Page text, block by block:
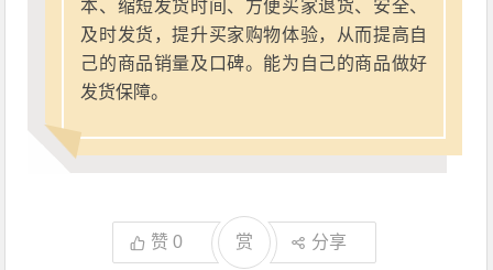
本、缩短发货时间、方便买家退货、安全、
及时发货，提升买家购物体验，从而提高自
己的商品销量及口碑。能为自己的商品做好
发货保障。
赞0 赏 分享